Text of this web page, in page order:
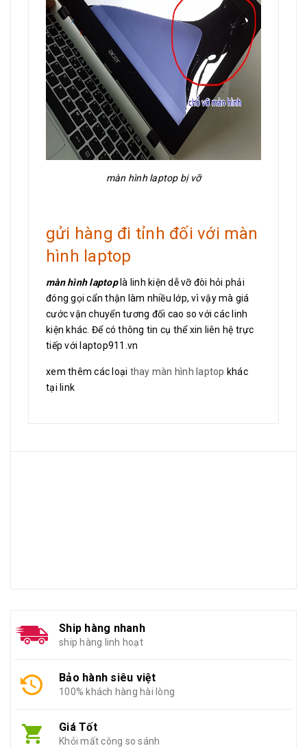
màn hình laptop bị vỡ
gửi hàng đi tỉnh đối với màn
hình laptop
màn hình laptoplà linh kiện dễ vỡ đòi hỏi phải
đóng gọi cẩn thận làm nhiều lớp, vì vậy mà giá
cước vận chuyển tương đối cao so với các linh
kiện khác. Để có thông tin cụ thể xin liên hệ trực
tiếp với laptop911.vn
xem thêm các loại thay màn hình laptop khác
tại link
Ship hàng nhanh
ship hàng linh hoạt
Bảo hành siêu việt
100% khách hàng hài lòng
Giá Tốt
Khỏi mất công so sánh